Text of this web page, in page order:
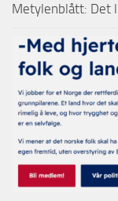
Metylenblått: Det